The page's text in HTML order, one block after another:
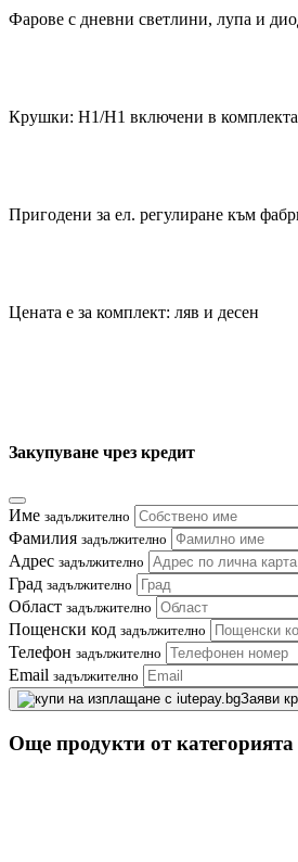
Фарове с дневни светлини, лупа и
Крушки: Н1/Н1 включени в комплекта
Пригодени за ел. регулиране към
Цената е за комплект: ляв и десен
Закупуване чрез кредит
Име задължително
Фамилия задължително
Адрес задължително
Град задължително
Област задължително
Пощенски код задължително
Телефон задължително
Email задължително
Заяви
Още продукти от категорията